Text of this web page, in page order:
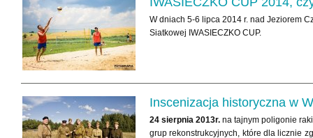
W dniach 5-6 lipca 2014 r. nad Jeziorem
Siatkowej IWASIECZKO CUP.
Inscenizacja historyczna w
24 sierpnia 2013r. na tajnym poligonie
grup rekonstrukcyjnych, które dla licznie